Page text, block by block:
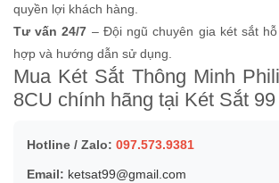
quyền lợi khách hàng.
Tư vấn 24/7 – Đội ngũ chuyên gia két sắt
hợp và hướng dẫn sử dụng.
Mua Két Sắt Thông Minh
8CU chính hãng tại Két Sắt 99
Hotline / Zalo: 097.573.9381
Email: ketsat99@gmail.com